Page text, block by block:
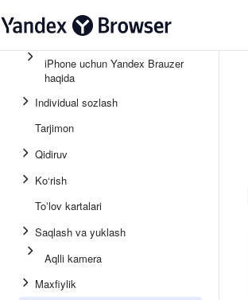
iPhone uchun Yandex Brauzer
haqida
Individual sozlash
Tarjimon
Qidiruv
Ko‘rish
Toʻlov kartalari
Saqlash va yuklash
Aqlli kamera
Maxfiylik